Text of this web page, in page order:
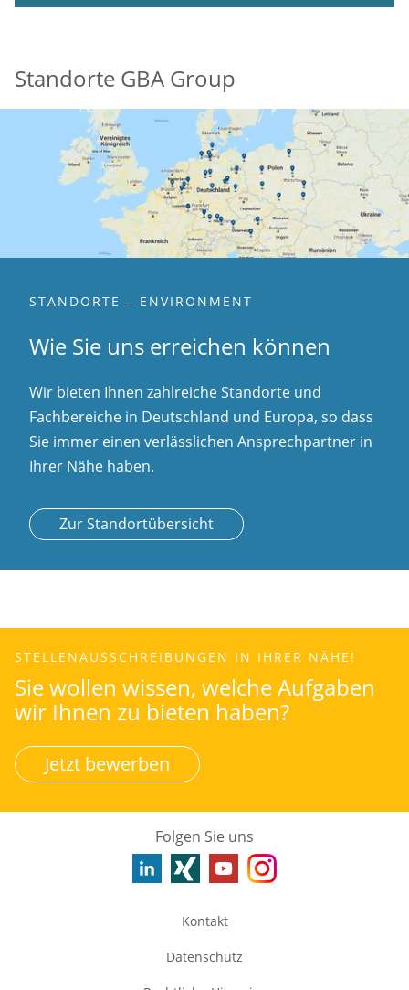
Standorte GBA Group
STANDORTE – ENVIRONMENT
Wie Sie uns erreichen können
Wir bieten Ihnen zahlreiche Standorte und
Fachbereiche in Deutschland und Europa, so dass
Sie immer einen verlässlichen Ansprechpartner in
Ihrer Nähe haben.
Zur Standortübersicht
STELLENAUSSCHREIBUNGEN IN IHRER NÄHE!
Sie wollen wissen, welche Aufgaben
wir Ihnen zu bieten haben?
Jetzt bewerben
Folgen Sie uns
Kontakt
Datenschutz